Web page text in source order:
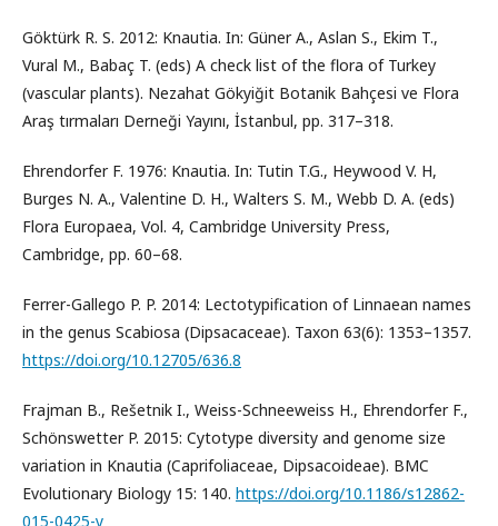
Göktürk R. S. 2012: Knautia. In: Güner A., Aslan S., Ekim T.,
Vural M., Babaç T. (eds) A check list of the flora of Turkey
(vascular plants). Nezahat Gökyiğit Botanik Bahçesi ve Flora
Araş tırmaları Derneği Yayını, İstanbul, pp. 317–318.
Ehrendorfer F. 1976: Knautia. In: Tutin T.G., Heywood V. H,
Burges N. A., Valentine D. H., Walters S. M., Webb D. A. (eds)
Flora Europaea, Vol. 4, Cambridge University Press,
Cambridge, pp. 60–68.
Ferrer-Gallego P. P. 2014: Lectotypification of Linnaean names
in the genus Scabiosa (Dipsacaceae). Taxon 63(6): 1353–1357.
https://doi.org/10.12705/636.8
Frajman B., Rešetnik I., Weiss-Schneeweiss H., Ehrendorfer F.,
Schönswetter P. 2015: Cytotype diversity and genome size
variation in Knautia (Caprifoliaceae, Dipsacoideae). BMC
Evolutionary Biology 15: 140. https://doi.org/10.1186/s12862-
015-0425-y